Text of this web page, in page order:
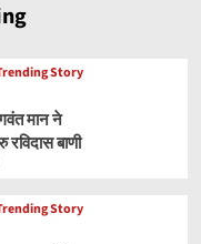
Story
मान ने
बाणी
Story